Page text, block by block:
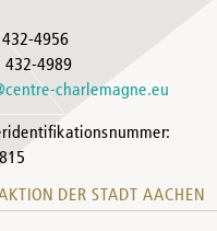
432-4956
432-4989
charlemagne.eu
DER STADT AACHEN